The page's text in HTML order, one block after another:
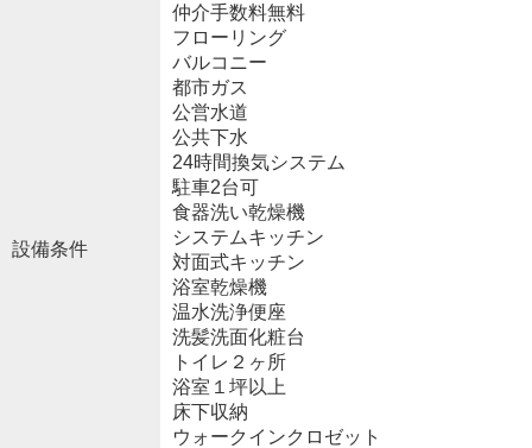
設備条件
仲介手数料無料
フローリング
バルコニー
都市ガス
公営水道
公共下水
24時間換気システム
駐車2台可
食器洗い乾燥機
システムキッチン
対面式キッチン
浴室乾燥機
温水洗浄便座
洗髪洗面化粧台
トイレ２ヶ所
浴室１坪以上
床下収納
ウォークインクロゼット